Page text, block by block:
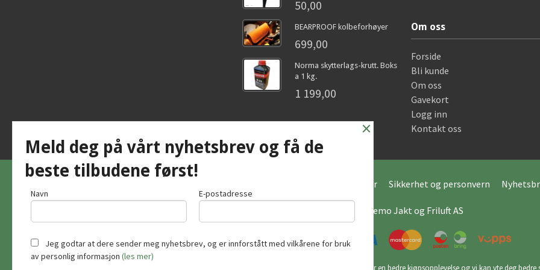
50,00
BEARPROOF kolbeforhøyer
699,00
Norma skytterlags-krutt. Boks
a 1 kg.
1 199,00
Om oss
Forside
Bli kunde
Om oss
Gavekort
Logg inn
Kontakt oss
Kjøpsbetingelser Sikkerhet og personvern
© Hagemo Jakt og Friluft AS
×
Meld deg på vårt nyhetsbrev og få de
beste tilbudene først!
Navn E-postadresse
Jeg godtar at dere sender meg nyhetsbrev, og er innforstått med vilkårene for bruk
av personlig informasjon (les mer)